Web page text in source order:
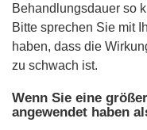
Behandlungsdauer so
Bitte sprechen Sie mit
haben, dass die
zu schwach ist.
Wenn Sie eine
angewendet haben